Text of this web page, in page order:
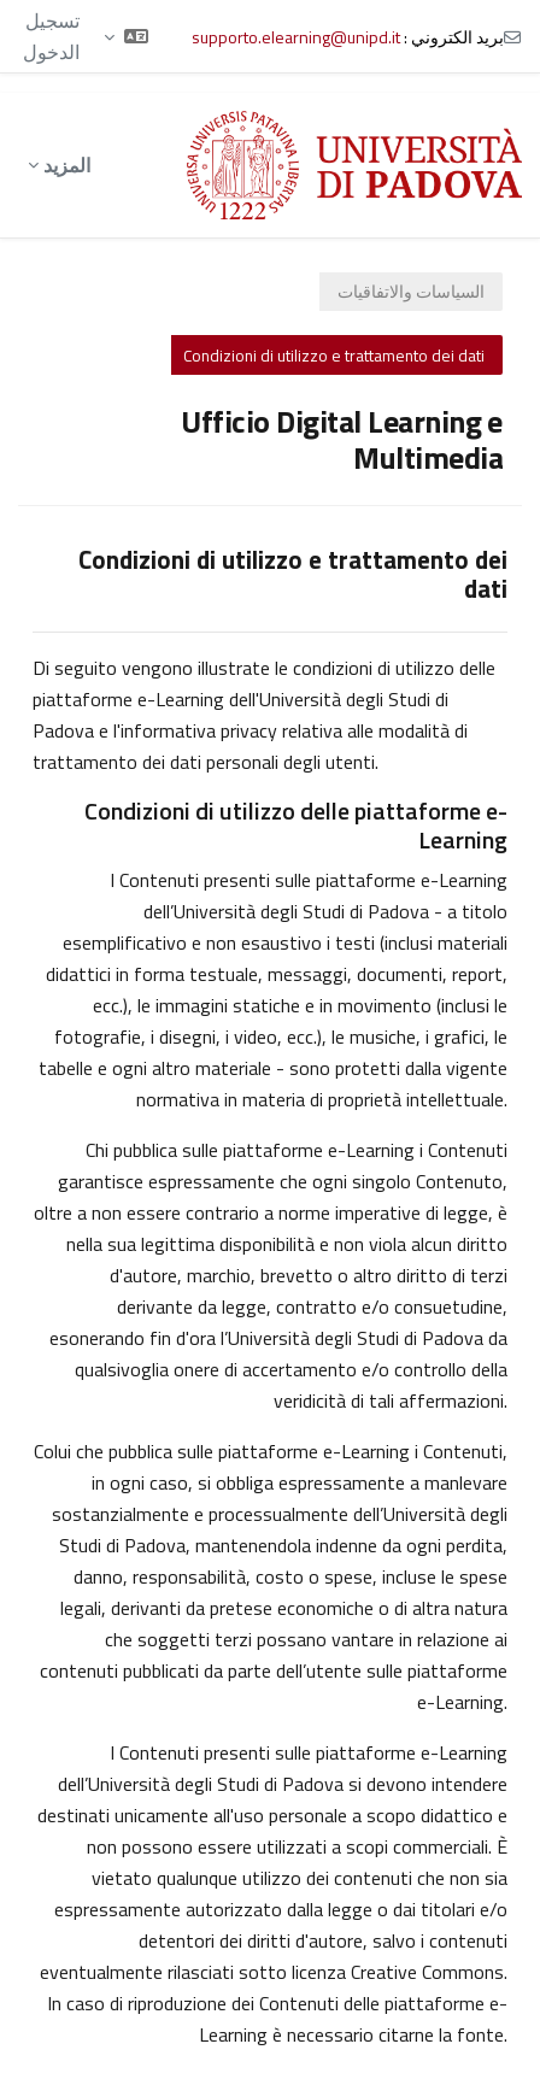
بريد الكتروني :supporto.elearning@unipd.it
تسجيل
الدخول
المزيد
السياسات والاتفاقيات
Condizioni di utilizzo e trattamento dei dati
Ufficio Digital Learning e
Multimedia
Condizioni di utilizzo e trattamento dei
dati
Di seguito vengono illustrate le condizioni di utilizzo delle
piattaforme e-Learning dell'Università degli Studi di
Padova e l'informativa privacy relativa alle modalità di
trattamento dei dati personali degli utenti.
Condizioni di utilizzo delle piattaforme e-
Learning
I Contenuti presenti sulle piattaforme e-Learning
dell’Università degli Studi di Padova - a titolo
esemplificativo e non esaustivo i testi (inclusi materiali
didattici in forma testuale, messaggi, documenti, report,
ecc.), le immagini statiche e in movimento (inclusi le
fotografie, i disegni, i video, ecc.), le musiche, i grafici, le
tabelle e ogni altro materiale - sono protetti dalla vigente
normativa in materia di proprietà intellettuale.
Chi pubblica sulle piattaforme e-Learning i Contenuti
garantisce espressamente che ogni singolo Contenuto,
oltre a non essere contrario a norme imperative di legge, è
nella sua legittima disponibilità e non viola alcun diritto
d'autore, marchio, brevetto o altro diritto di terzi
derivante da legge, contratto e/o consuetudine,
esonerando fin d'ora l’Università degli Studi di Padova da
qualsivoglia onere di accertamento e/o controllo della
veridicità di tali affermazioni.
Colui che pubblica sulle piattaforme e-Learning i Contenuti,
in ogni caso, si obbliga espressamente a manlevare
sostanzialmente e processualmente dell’Università degli
Studi di Padova, mantenendola indenne da ogni perdita,
danno, responsabilità, costo o spese, incluse le spese
legali, derivanti da pretese economiche o di altra natura
che soggetti terzi possano vantare in relazione ai
contenuti pubblicati da parte dell’utente sulle piattaforme
e-Learning.
I Contenuti presenti sulle piattaforme e-Learning
dell’Università degli Studi di Padova si devono intendere
destinati unicamente all'uso personale a scopo didattico e
non possono essere utilizzati a scopi commerciali. È
vietato qualunque utilizzo dei contenuti che non sia
espressamente autorizzato dalla legge o dai titolari e/o
detentori dei diritti d'autore, salvo i contenuti
eventualmente rilasciati sotto licenza Creative Commons.
In caso di riproduzione dei Contenuti delle piattaforme e-
Learning è necessario citarne la fonte.